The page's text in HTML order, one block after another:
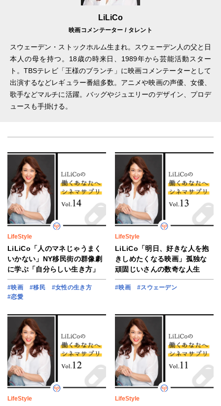
LiLiCo
映画コメンテーター / タレント
スウェーデン・ストックホルム生まれ。スウェーデン人の父と日
本人の母を持つ。18歳の時来日、1989年から芸能活動スター
ト。TBSテレビ「王様のブランチ」に映画コメンテーターとして
出演するなどレギュラー番組多数。アニメや映画の声優、女優、
歌手などマルチに活躍。バッグやジュエリーのデザイン、プロデ
ュースも手掛ける。
LifeStyle
LiLiCo「人のマネじゃうまく
いかない」NY移民街の群像劇
に学ぶ「自分らしい生き方」
#映画 #移民
#女性の生き方
#恋愛
LifeStyle
LiLiCo「明日、好きな人を抱
きしめたくなる映画」孤独な
頑固じいさんの数奇な人生
#映画 #スウェーデン
LifeStyle LifeStyle